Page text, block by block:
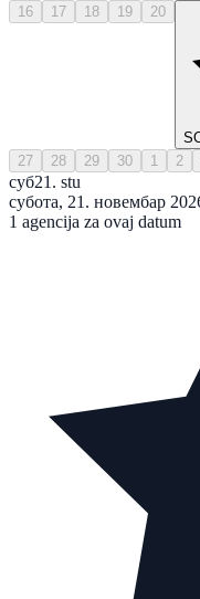
16 17 18 19 20
27 28 29 30 1 2
суб21. stu
субота, 21. новембар
1 agencija za ovaj datum